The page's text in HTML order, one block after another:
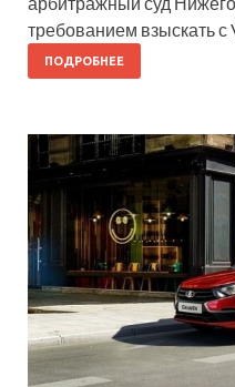
требованием взыскать
ПОДРОБНЕЕ